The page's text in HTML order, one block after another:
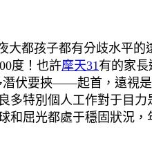
都孩子都有分歧水平
度！ 也許摩天31有的家
伏要挾——起首，遠視
多特別個人工作對于目力
和屈光都處于穩固狀況，